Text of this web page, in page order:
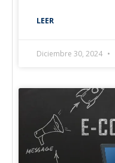
LEER
Diciembre 30, 2024